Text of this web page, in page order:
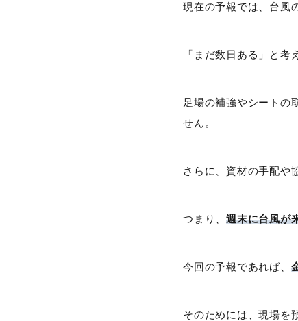
現在の予報では、台風
「まだ数日ある」と考
足場の補強やシートの
せん。
さらに、資材の手配や
つまり、 週末に台風が
今回の予報であれば、
そのためには、現場を